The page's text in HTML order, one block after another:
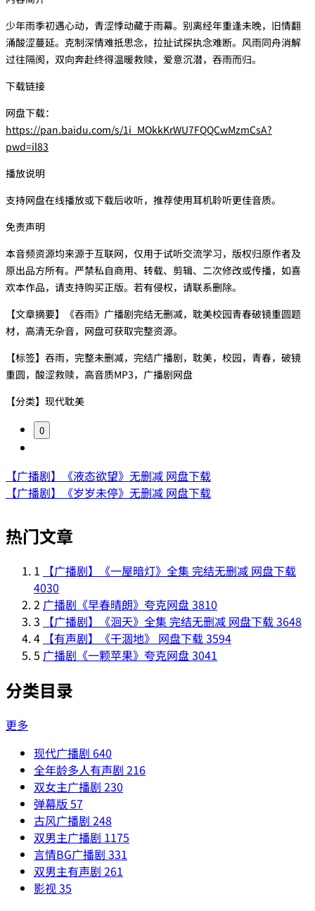
少年雨季初遇心动，青涩悸动藏于雨幕。别离经年重逢未晚，旧情翻
涌酸涩蔓延。克制深情难抵思念，拉扯试探执念难断。风雨同舟消解
过往隔阂，双向奔赴终得温暖救赎，爱意沉潜，吞雨而归。
下载链接
网盘下载：
https://pan.baidu.com/s/1i_MOkkKrWU7FQQCwMzmCsA?
pwd=il83
播放说明
支持网盘在线播放或下载后收听，推荐使用耳机聆听更佳音质。
免责声明
本音频资源均来源于互联网，仅用于试听交流学习，版权归原作者及
原出品方所有。严禁私自商用、转载、剪辑、二次修改或传播，如喜
欢本作品，请支持购买正版。若有侵权，请联系删除。
【文章摘要】《吞雨》广播剧完结无删减，耽美校园青春破镜重圆题
材，高清无杂音，网盘可获取完整资源。
【标签】吞雨，完整未删减，完结广播剧，耽美，校园，青春，破镜
重圆，酸涩救赎，高音质MP3，广播剧网盘
【分类】现代耽美
0
【广播剧】《液态欲望》无删减 网盘下载
【广播剧】《岁岁未停》无删减 网盘下载
热门文章
1
【广播剧】《一屋暗灯》全集 完结无删减 网盘下载
4030
2 广播剧《早春晴朗》夸克网盘3810
3
【广播剧】《洄天》全集 完结无删减 网盘下载3648
4 【有声剧】《干涸地》 网盘下载3594
5 广播剧《一颗苹果》夸克网盘3041
分类目录
更多
现代广播剧 640
全年龄多人有声剧 216
双女主广播剧 230
弹幕版 57
古风广播剧 248
双男主广播剧 1175
言情BG广播剧 331
双男主有声剧 261
影视35